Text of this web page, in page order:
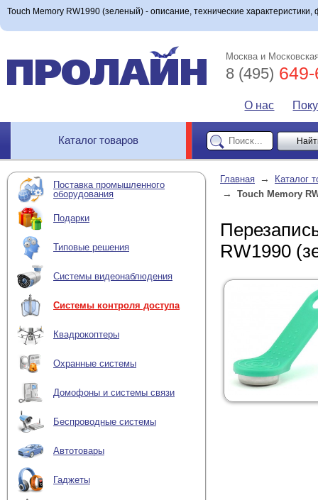
Touch Memory RW1990 (зеленый) - описание, технические
Москва и
8 (495)
О нас
Каталог товаров
Поставка промышленного
оборудования
Подарки
Типовые решения
Системы видеонаблюдения
Системы контроля доступа
Квадрокоптеры
Охранные системы
Домофоны и системы связи
Беспроводные системы
Автотовары
Гаджеты
Главная → Каталог
→ Touch Memory
RW1990